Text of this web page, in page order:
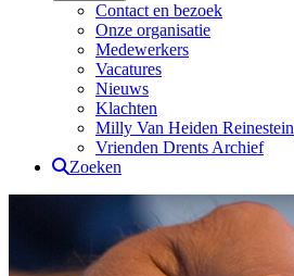
Contact en bezoek
Onze organisatie
Medewerkers
Vacatures
Nieuws
Klachten
Milly Van Heiden Reinestein
Vrienden Drents Archief
Zoeken
Drents Archief